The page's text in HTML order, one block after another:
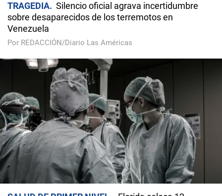
TRAGEDIA
Silencio oficial agrava incertidumbre
sobre desaparecidos de los terremotos en
Venezuela
Por REDACCIÓN/Diario Las Américas